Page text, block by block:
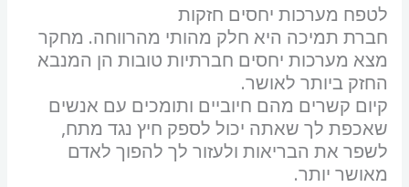
לטפח מערכות יחסים חזקות
חברת תמיכה היא חלק מהותי מהרווחה. מחקר
מצא מערכות יחסים חברתיות טובות הן המנבא
החזק ביותר לאושר.
קיום קשרים מהם חיוביים ותומכים עם אנשים
שאכפת לך שאתה יכול לספק חיץ נגד מתח,
לשפר את הבריאות ולעזור לך להפוך לאדם
מאושר יותר.